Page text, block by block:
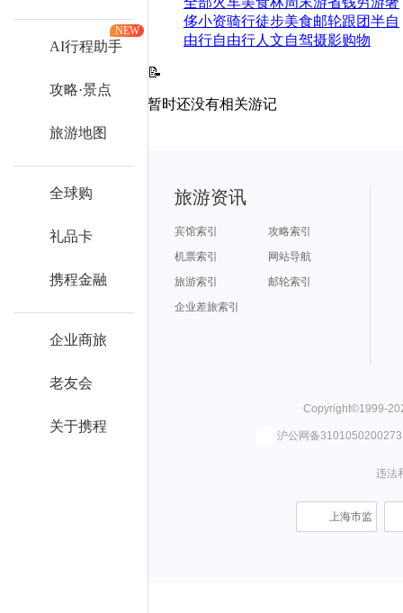
AI行程助手
NEW
攻略·景点
旅游地图
全球购
礼品卡
携程金融
企业商旅
老友会
关于携程
侈小资骑行徒步美食邮轮跟团半自
由行自由行人文自驾摄影购物
📝
暂时还没有相关游记
旅游资讯
宾馆索引
攻略索引
机票索引
网站导航
旅游索引
邮轮索引
企业差旅索引
Copyright©1999-
沪公网备
违法
上海市监